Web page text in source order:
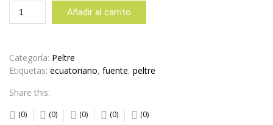
FUENTE
REDONDA
cantidad
Añadir al carrito
Categoría: Peltre
Etiquetas: ecuatoriano, fuente, peltre
Share this:
(0) (0) (0) (0) (0)